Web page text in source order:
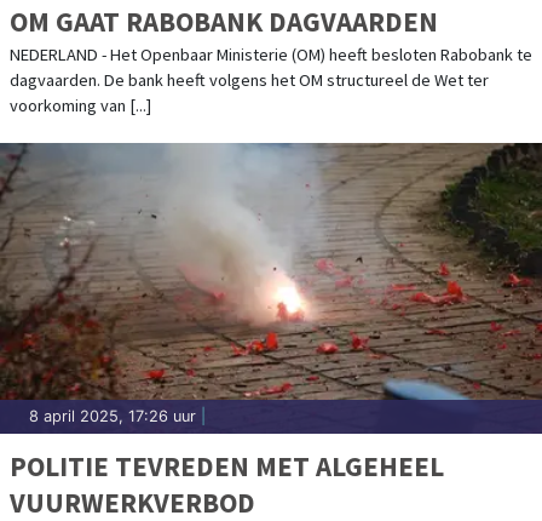
OM GAAT RABOBANK DAGVAARDEN
NEDERLAND - Het Openbaar Ministerie (OM) heeft besloten Rabobank te
dagvaarden. De bank heeft volgens het OM structureel de Wet ter
voorkoming van [...]
8 april 2025, 17:26 uur
POLITIE TEVREDEN MET ALGEHEEL
VUURWERKVERBOD